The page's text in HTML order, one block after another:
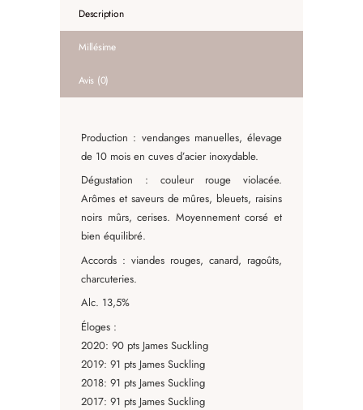
Description
Millésime
Avis (0)
Production : vendanges manuelles, élevage
de 10 mois en cuves d’acier inoxydable.
Dégustation : couleur rouge violacée.
Arômes et saveurs de mûres, bleuets, raisins
noirs mûrs, cerises. Moyennement corsé et
bien équilibré.
Accords : viandes rouges, canard, ragoûts,
charcuteries.
Alc. 13,5%
Éloges :
2020: 90 pts James Suckling
2019: 91 pts James Suckling
2018: 91 pts James Suckling
2017: 91 pts James Suckling